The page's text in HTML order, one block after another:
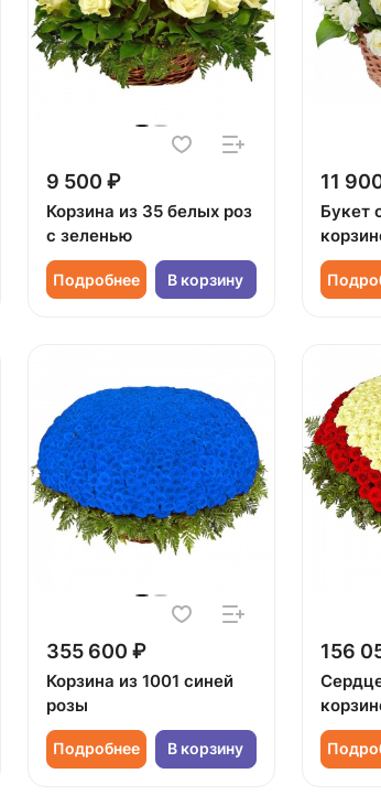
9 500 ₽
Корзина из 35 белых роз
с зеленью
Подробнее В корзину
11
Букет
355 600 ₽
Корзина из 1001 синей
розы
Подробнее В корзину
156